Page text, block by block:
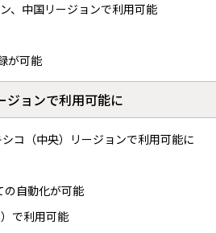
、中国リージョンで利用可能
が可能
ョンで利用可能に
コ（中央）リージョンで利用可能に
の自動化が可能
で利用可能